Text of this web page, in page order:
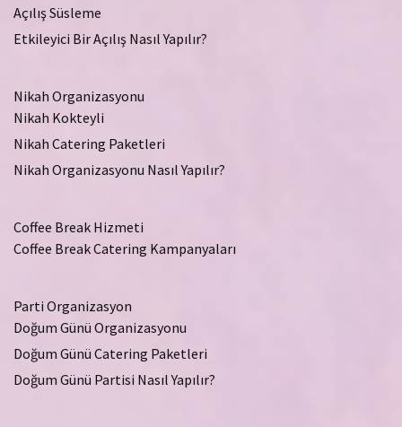
Açılış Süsleme
Etkileyici Bir Açılış Nasıl Yapılır?
Nikah Organizasyonu
Nikah Kokteyli
Nikah Catering Paketleri
Nikah Organizasyonu Nasıl Yapılır?
Coffee Break Hizmeti
Coffee Break Catering Kampanyaları
Parti Organizasyon
Doğum Günü Organizasyonu
Doğum Günü Catering Paketleri
Doğum Günü Partisi Nasıl Yapılır?